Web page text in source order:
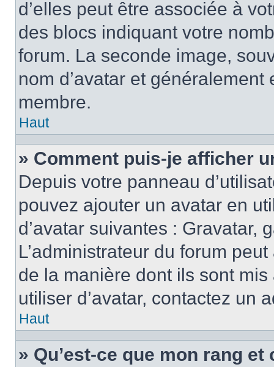
d’elles peut être associée à
des blocs indiquant votre
forum. La seconde image,
nom d’avatar et
membre.
Haut
» Comment puis-je afficher
Depuis votre panneau
pouvez ajouter un avatar en
d’avatar suivantes : Gravatar,
L’administrateur du forum
de la manière dont ils sont
utiliser d’avatar, contactez un
Haut
» Qu’est-ce que mon rang